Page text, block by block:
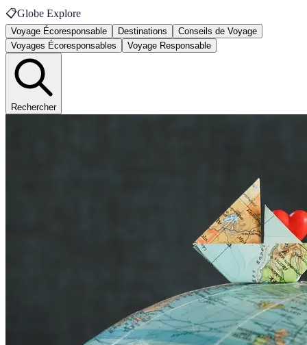
📋Globe Explore
Voyage Écoresponsable Destinations
Conseils de Voyage
Voyages Écoresponsables
Voyage Responsable
Rechercher